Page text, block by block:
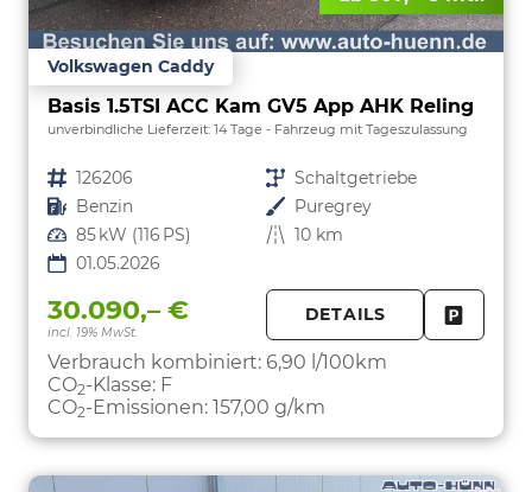
Volkswagen Caddy
Basis 1.5TSI ACC Kam GV5 App AHK Reling
unverbindliche Lieferzeit: 14 Tage Fahrzeug mit Tageszulassung
Fahrzeugnr. 126206 Getriebe Schaltgetriebe
Kraftstoff Benzin Außenfarbe Puregrey
Leistung 85 kW (116 PS) Kilometerstand 10 km
01.05.2026
30.090,– €
incl. 19% MwSt.
DETAILS
Verbrauch kombiniert: 6,90 l/100km
CO2-Klasse: F
CO2-Emissionen: 157,00 g/km